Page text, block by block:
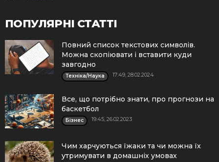
ПОПУЛЯРНІ СТАТТІ
Повний список текстових символів.
Можна скопіювати і вставити куди
завгодно
Техніка/Наука 17:49, 28.02.2024
Все, що потрібно знати, про прогнози на
баскетбол
Бізнес 19:45, 26.02.2023
Чим харчуються їжаки та чи можна їх
утримувати в домашніх умовах